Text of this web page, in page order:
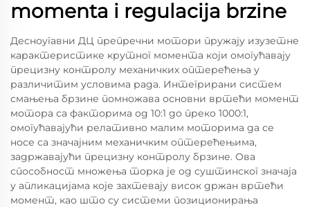
momenta i regulacija brzine
Десноугавни ДЦ препречни мотори пружају изузетне
карактеристике крутног момента који омогућавају
прецизну контролу механичких оптерећења у
различитим условима рада. Интегрирани систем
смањења брзине помножава основни вртећи момент
мотора са факторима од 10:1 до преко 1000:1,
омогућавајући релативно малим моторима да се
носе са значајним механичким оптерећењима,
задржавајући прецизну контролу брзине. Ова
способност множења торка је од суштинског значаја
у апликацијама које захтевају висок држан вртећи
момент, као што су системи позиционирања